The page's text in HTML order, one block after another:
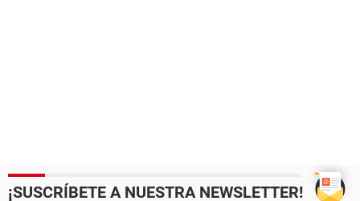
¡SUSCRÍBETE A NUESTRA NEWSLETTER!